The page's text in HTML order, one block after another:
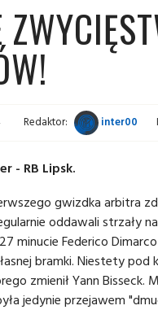
Redaktor: inter00
- RB Lipsk.
gwizdka arbitra
oddawali strzały
minucie Federico
bramki. Niestety
zmienił Yann Bisseck.
jedynie przejawem